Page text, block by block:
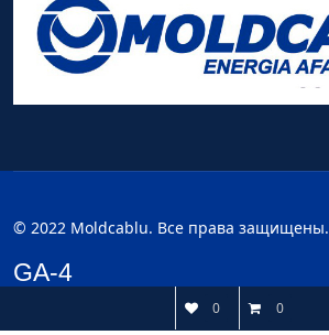
© 2022 Moldcablu. Все права защищены.
GA-4
0 0